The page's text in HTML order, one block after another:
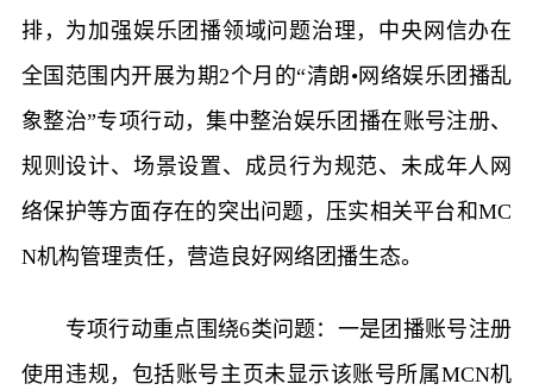
排，为加强娱乐团播领域问题治理，中央网信办在
全国范围内开展为期2个月的“清朗•网络娱乐团播乱
象整治”专项行动，集中整治娱乐团播在账号注册、
规则设计、场景设置、成员行为规范、未成年人网
络保护等方面存在的突出问题，压实相关平台和MC
N机构管理责任，营造良好网络团播生态。
专项行动重点围绕6类问题：一是团播账号注册
使用违规，包括账号主页未显示该账号所属MCN机